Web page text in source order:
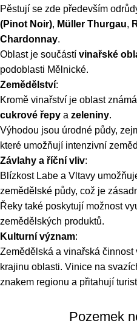
Pěstují se zde především
(Pinot Noir), Müller Thurgau,
Chardonnay.
Oblast je součástí vinařské
podoblasti Mělnické.
Zemědělství:
Kromě vinařství je oblast
cukrové řepy a zeleniny.
Výhodou jsou úrodné půdy,
které umožňují intenzivní
Závlahy a říční vliv:
Blízkost Labe a Vltavy
zemědělské půdy, což je
Řeky také poskytují možnost
zemědělských produktů.
Kulturní význam:
Zemědělská a vinařská
krajinu oblasti. Vinice na
znakem regionu a přitahují
www.zemedelske-reality.cz
Pozemek